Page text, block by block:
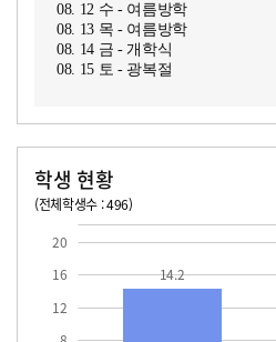
08. 12 수 - 여름방학
08. 13 목 - 여름방학
08. 14 금 - 개학식
08. 15 토 - 광복절
학생 현황
(전체학생수 : 496)
12
16
20
14.2